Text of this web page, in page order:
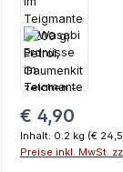
Regulärer Preis:
€ 4,90
Inhalt: 0.2 kg (€
Preise inkl. MwSt.